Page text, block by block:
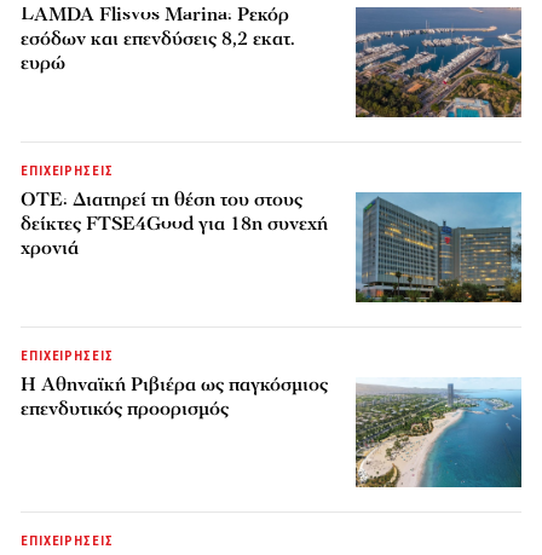
LAMDA Flisvos Marina: Ρεκόρ
εσόδων και επενδύσεις 8,2 εκατ.
ευρώ
ΕΠΙΧΕΙΡΗΣΕΙΣ
ΟΤΕ: Διατηρεί τη θέση του στους
δείκτες FTSE4Good για 18η συνεχή
χρονιά
ΕΠΙΧΕΙΡΗΣΕΙΣ
Η Αθηναϊκή Ριβιέρα ως παγκόσμιος
επενδυτικός προορισμός
ΕΠΙΧΕΙΡΗΣΕΙΣ